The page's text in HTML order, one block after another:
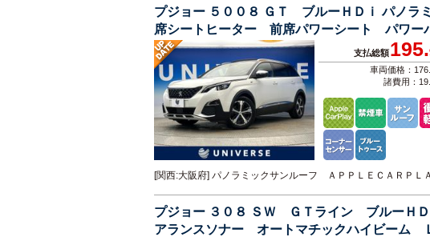
プジョー ５００８ ＧＴ ブルーＨＤｉ パノ
席シートヒーター 前席パワーシート パワ
コントロール 禁煙車
支払総額195.
車両価格：
諸費用：
[関西:大阪府] パノラミックサンルーフ ＡＰＰＬＥＣＡＲ
プジョー ３０８ ＳＷ ＧＴライン ブルーＨ
アランスソナー オートマチックハイビーム